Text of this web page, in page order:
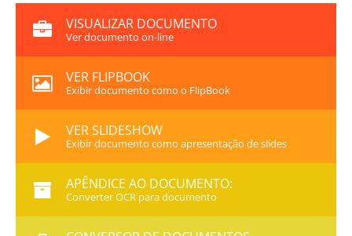
VISUALIZAR DOCUMENTO
Ver documento on-line
VER FLIPBOOK
Exibir documento como o FlipBook
VER SLIDESHOW
Exibir documento como apresentação de slides
APÊNDICE AO DOCUMENTO:
Converter OCR para documento